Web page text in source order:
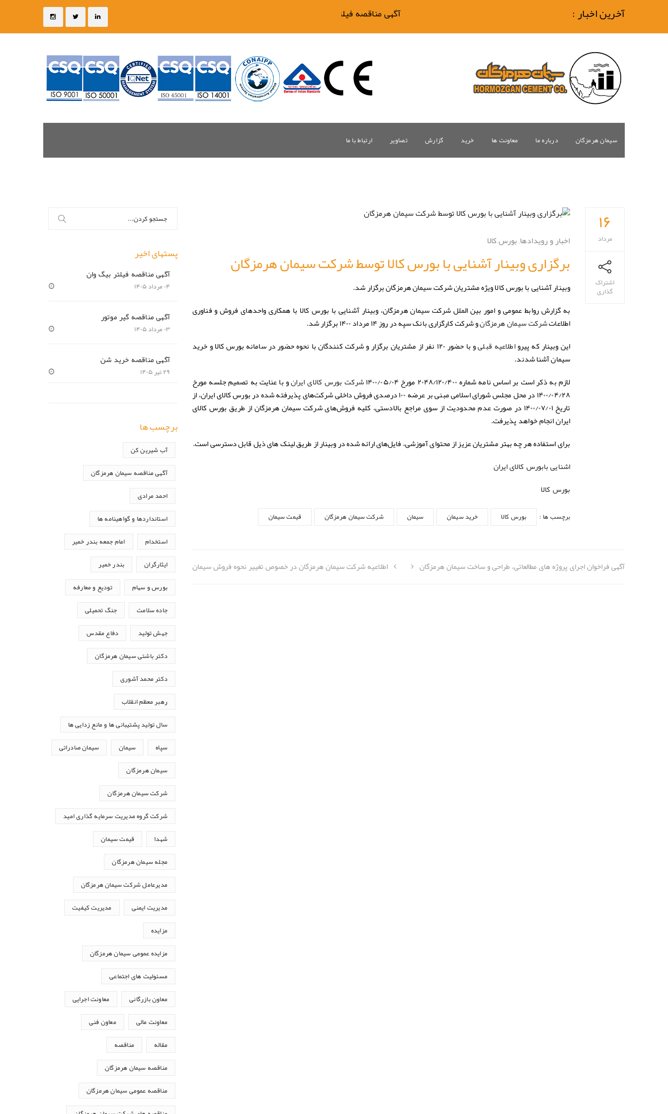
آخرین اخبار : آگهی مناقصه فیلتر بیگ وان
ارتباط با ما تصاویر گزارش خرید معاونت ها درباره ما سیمان هرمزگان
۱۶
مرداد
اشتراک
گذاری
اخبار و رویدادها بورس کالا
برگزاری وبینار آشنایی با بورس کالا توسط شرکت سیمان هرمزگان
وبینار آشنایی با بورس کالا ویژه مشتریان شرکت سیمان هرمزگان برگزار شد.
به گزارش روابط عمومی و امور بین الملل شرکت سیمان هرمزگان، وبینار آشنایی با بورس کالا با همکاری واحدهای فروش و فناوری
اطلاعات شرکت سیمان هرمزگانو شرکت کارگزاری بانک سپه در روز ۱۴ مرداد ۱۴۰۰ برگزار شد.
این وبینار که پیرواطلاعیه قبلی
و با حضور ۱۲۰ نفر از مشتریان برگزار و شرکت کنندگان با نحوه حضور در سامانه بورس کالا و خرید
سیمان آشنا شدند.
لازم به ذکر است بر اساس نامه شماره ۲۰۴۸/۱۲۰/۴۰۰ مورخ ۱۴۰۰/۰۵/۰۴
شرکت بورس کالای ایران و با عنایت به تصمیم جلسه مورخ
۱۴۰۰/۰۴/۲۸ در محل مجلس شورای اسلامی مبنی بر عرضه ۱۰۰ درصدی فروش داخلی شرکت‌های پذیرفته شده در بورس کالای ایران،
از
تاریخ ۱۴۰۰/۰۷/۰۱ در صورت عدم محدودیت از سوی مراجع بالادستی، کلیه فروش‌های شرکت سیمان هرمزگان از طریق بورس کالای
ایران انجام خواهد پذیرفت.
برای استفاده هر چه بهتر مشتریان عزیز از محتوای آموزشی، فایل‌های ارائه شده در وبینار از طریق لینک های ذیل قابل دسترسی است.
اشنایی بابورس کالای ایران
بورس کالا
برچسب ها : بورس کالا خرید سیمان سیمان شرکت سیمان هرمزگان قیمت سیمان
اطلاعیه شرکت سیمان هرمزگان در خصوص تغییر نحوه فروش سیمان آگهی فراخوان اجرای پروژه های مطالعاتی، طراحی و ساخت سیمان هرمزگان
برای:
پستهای اخیر
آگهی مناقصه فیلتر بیگ وان
۰۴ مرداد ۱۴۰۵
آگهی مناقصه گیر موتور
۰۳ مرداد ۱۴۰۵
آگهی مناقصه خرید شن
۲۹ تیر ۱۴۰۵
برچسب ها
آب شیرین کن
آگهی مناقصه سیمان هرمزگان
احمد مرادی
استانداردها و گواهینامه ها
استخدام امام جمعه بندر خمیر
ایثارگران بندر خمیر
بورس و سهام تودیع و معارفه
جاده سلامت جنگ تحمیلی
جهش تولید دفاع مقدس
دکتر باشتی سیمان هرمزگان
دکتر محمد آشوری
رهبر معظم انقلاب
سال تولید پشتیبانی ها و مانع زدایی ها
سپاه سیمان سیمان صادراتی
سیمان هرمزگان
شرکت سیمان هرمزگان
شرکت گروه مدیریت سرمایه گذاری امید
شهدا قیمت سیمان
مجله سیمان هرمزگان
مدیرعامل شرکت سیمان هرمزگان
مدیریت ایمنی مدیریت کیفیت
مزایده
مزایده عمومی سیمان هرمزگان
مسئولیت های اجتماعی
معاون بازرگانی معاونت اجرایی
معاونت مالی معاون فنی
مقاله مناقصه
مناقصه سیمان هرمزگان
مناقصه عمومی سیمان هرمزگان